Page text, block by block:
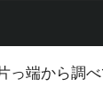
端から調